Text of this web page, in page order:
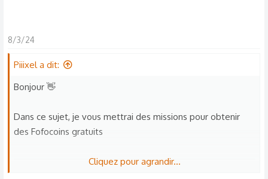
8/3/24
Piiixel a dit:
Bonjour 👋
Dans ce sujet, je vous mettrai des missions pour obtenir
des Fofocoins gratuits
Cliquez pour agrandir...